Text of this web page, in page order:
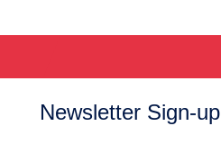
Newsletter Sign-up